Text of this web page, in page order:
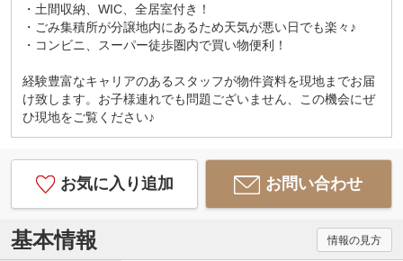
・土間収納、WIC、全居室付き！
・ごみ集積所が分譲地内にあるため天気が悪い日でも楽々♪
・コンビニ、スーパー徒歩圏内で買い物便利！
経験豊富なキャリアのあるスタッフが物件資料を現地までお届
け致します。お子様連れでも問題ございません、この機会にぜ
ひ現地をご覧ください♪
お気に入り追加 お問い合わせ
基本情報 情報の見方